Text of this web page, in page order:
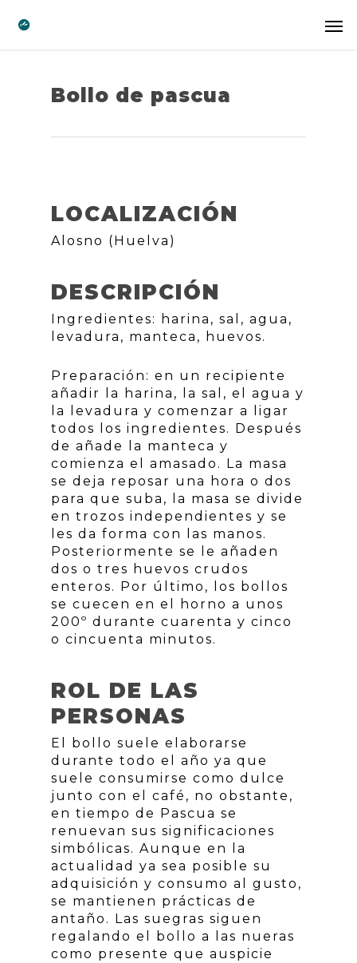
Bollo de pascua
LOCALIZACIÓN
Alosno (Huelva)
DESCRIPCIÓN
Ingredientes: harina, sal, agua,
levadura, manteca, huevos.
Preparación: en un recipiente
añadir la harina, la sal, el agua y
la levadura y comenzar a ligar
todos los ingredientes. Después
de añade la manteca y
comienza el amasado. La masa
se deja reposar una hora o dos
para que suba, la masa se divide
en trozos independientes y se
les da forma con las manos.
Posteriormente se le añaden
dos o tres huevos crudos
enteros. Por último, los bollos
se cuecen en el horno a unos
200º durante cuarenta y cinco
o cincuenta minutos.
ROL DE LAS
PERSONAS
El bollo suele elaborarse
durante todo el año ya que
suele consumirse como dulce
junto con el café, no obstante,
en tiempo de Pascua se
renuevan sus significaciones
simbólicas. Aunque en la
actualidad ya sea posible su
adquisición y consumo al gusto,
se mantienen prácticas de
antaño. Las suegras siguen
regalando el bollo a las nueras
como presente que auspicie